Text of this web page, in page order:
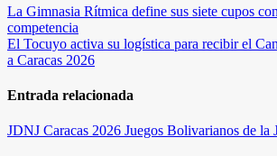
Navegación
de
entradas
La Gimnasia Rítmica define sus siete cupos
competencia
El Tocuyo activa su logística para recibir el
a Caracas 2026
Entrada relacionada
JDNJ Caracas 2026 Juegos Bolivarianos de la